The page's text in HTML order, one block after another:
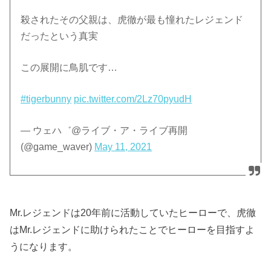
殺されたその父親は、虎徹が最も憧れたレジェンド
だったという真実
この展開に鳥肌です…
#tigerbunny pic.twitter.com/2Lz70pyudH
— ウェハ゛@ライブ・ア・ライブ再開
(@game_waver) May 11, 2021
Mr.レジェンドは20年前に活動していたヒーローで、虎徹
はMr.レジェンドに助けられたことでヒーローを目指すよ
うになります。